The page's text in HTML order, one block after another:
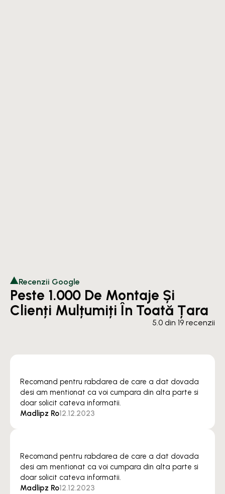
Recenzii Google
Peste 1.000 De Montaje Și
Clienți Mulțumiți În Toată Țara
5.0 din 19 recenzii
Recomand pentru rabdarea de care a dat dovada
desi am mentionat ca voi cumpara din alta parte si
doar solicit cateva informatii.
Madlipz Ro12.12.2023
Recomand pentru rabdarea de care a dat dovada
desi am mentionat ca voi cumpara din alta parte si
doar solicit cateva informatii.
Madlipz Ro12.12.2023